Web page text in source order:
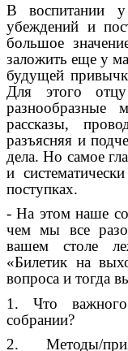
В воспитании
убеждений и
большое
заложить еще у
будущей
Для этого
разнообразные
рассказы,
разъясняя и
дела. Но самое
и
поступках.
- На этом наше
чем мы все
вашем столе
«Билетик на
вопроса и тогда
1. Что
собрании?
2. Методы/